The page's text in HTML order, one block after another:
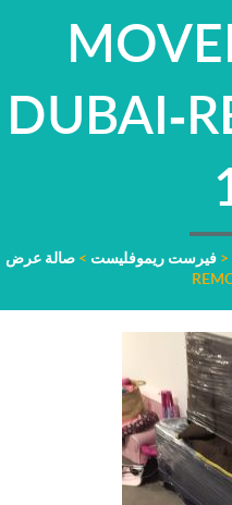
DUBAI-
فيرست ريموفليست > صالة عرض >